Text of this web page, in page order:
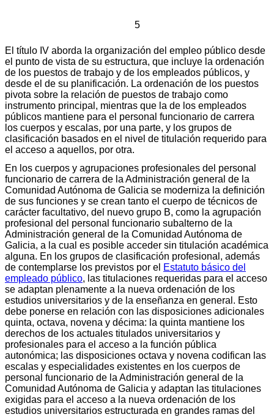
5
El título IV aborda la organización del empleo público desde
el punto de vista de su estructura, que incluye la ordenación
de los puestos de trabajo y de los empleados públicos, y
desde el de su planificación. La ordenación de los puestos
pivota sobre la relación de puestos de trabajo como
instrumento principal, mientras que la de los empleados
públicos mantiene para el personal funcionario de carrera
los cuerpos y escalas, por una parte, y los grupos de
clasificación basados en el nivel de titulación requerido para
el acceso a aquellos, por otra.
En los cuerpos y agrupaciones profesionales del personal
funcionario de carrera de la Administración general de la
Comunidad Autónoma de Galicia se moderniza la definición
de sus funciones y se crean tanto el cuerpo de técnicos de
carácter facultativo, del nuevo grupo B, como la agrupación
profesional del personal funcionario subalterno de la
Administración general de la Comunidad Autónoma de
Galicia, a la cual es posible acceder sin titulación académica
alguna. En los grupos de clasificación profesional, además
de contemplarse los previstos por el Estatuto básico del
empleado público, las titulaciones requeridas para el acceso
se adaptan plenamente a la nueva ordenación de los
estudios universitarios y de la enseñanza en general. Esto
debe ponerse en relación con las disposiciones adicionales
quinta, octava, novena y décima: la quinta mantiene los
derechos de los actuales titulados universitarios y
profesionales para el acceso a la función pública
autonómica; las disposiciones octava y novena codifican las
escalas y especialidades existentes en los cuerpos de
personal funcionario de la Administración general de la
Comunidad Autónoma de Galicia y adaptan las titulaciones
exigidas para el acceso a la nueva ordenación de los
estudios universitarios estructurada en grandes ramas del